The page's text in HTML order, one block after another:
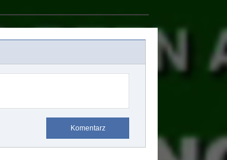
Komentarz